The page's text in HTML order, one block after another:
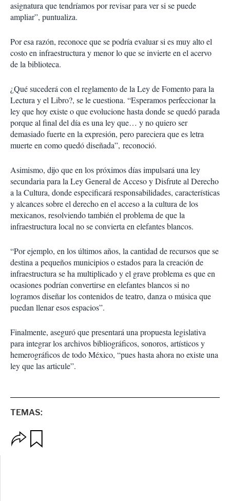
asignatura que tendríamos por revisar para ver si se puede
ampliar”, puntualiza.
Por esa razón, reconoce que se podría evaluar si es muy alto el
costo en infraestructura y menor lo que se invierte en el acervo
de la biblioteca.
¿Qué sucederá con el reglamento de la Ley de Fomento para la
Lectura y el Libro?, se le cuestiona. “Esperamos perfeccionar la
ley que hoy existe o que evolucione hasta donde se quedó parada
porque al final del día es una ley que… y no quiero ser
demasiado fuerte en la expresión, pero pareciera que es letra
muerte en como quedó diseñada”, reconoció.
Asimismo, dijo que en los próximos días impulsará una ley
secundaria para la Ley General de Acceso y Disfrute al Derecho
a la Cultura, donde especificará responsabilidades, características
y alcances sobre el derecho en el acceso a la cultura de los
mexicanos, resolviendo también el problema de que la
infraestructura local no se convierta en elefantes blancos.
“Por ejemplo, en los últimos años, la cantidad de recursos que se
destina a pequeños municipios o estados para la creación de
infraestructura se ha multiplicado y el grave problema es que en
ocasiones podrían convertirse en elefantes blancos si no
logramos diseñar los contenidos de teatro, danza o música que
puedan llenar esos espacios”.
Finalmente, aseguró que presentará una propuesta legislativa
para integrar los archivos bibliográficos, sonoros, artísticos y
hemerográficos de todo México, “pues hasta ahora no existe una
ley que las articule”.
TEMAS: